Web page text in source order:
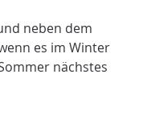
neben dem
es im Winter
nächstes